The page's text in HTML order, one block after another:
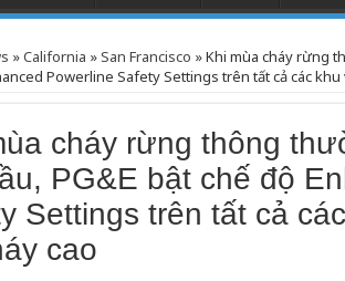
»California »San Francisco »Khi mùa cháy rừng
Powerline Safety Settings trên tất cả các
cháy rừng thông
PG&E bật chế độ
Settings trên tất cả
cao